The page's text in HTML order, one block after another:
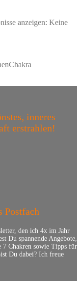
anzeigen: Keine
inneres
erstrahlen!
Postfach
den ich 4x im Jahr
Du spannende Angebote,
7 Chakren sowie Tipps für
Du dabei? Ich freue